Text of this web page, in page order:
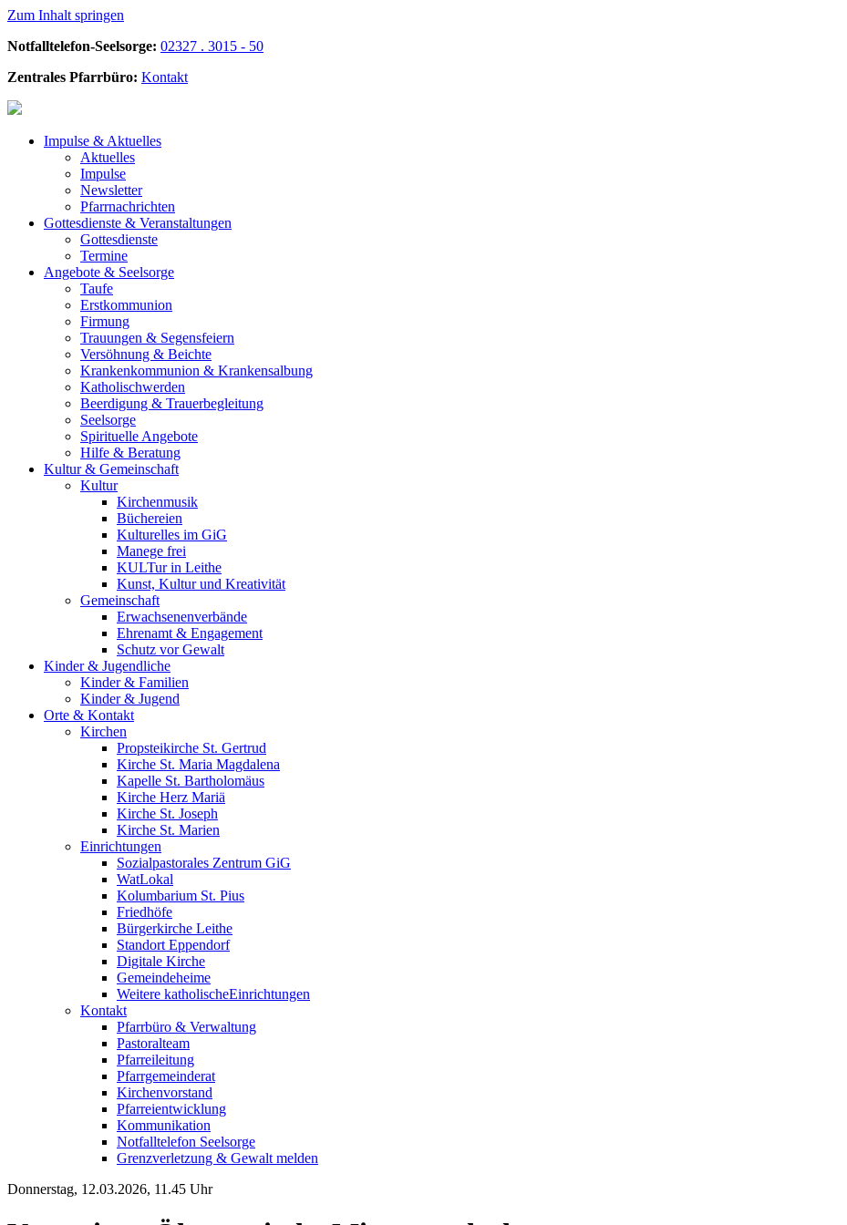
Zum Inhalt springen
Notfalltelefon-Seelsorge: 02327 . 3015 - 50
Zentrales Pfarrbüro: Kontakt
Impulse & Aktuelles
Aktuelles
Impulse
Newsletter
Pfarrnachrichten
Gottesdienste & Veranstaltungen
Gottesdienste
Termine
Angebote & Seelsorge
Taufe
Erstkommunion
Firmung
Trauungen & Segensfeiern
Versöhnung & Beichte
Krankenkommunion & Krankensalbung
Katholischwerden
Beerdigung & Trauerbegleitung
Seelsorge
Spirituelle Angebote
Hilfe & Beratung
Kultur & Gemeinschaft
Kultur
Kirchenmusik
Büchereien
Kulturelles im GiG
Manege frei
KULTur in Leithe
Kunst, Kultur und Kreativität
Gemeinschaft
Erwachsenenverbände
Ehrenamt & Engagement
Schutz vor Gewalt
Kinder & Jugendliche
Kinder & Familien
Kinder & Jugend
Orte & Kontakt
Kirchen
Propsteikirche St. Gertrud
Kirche St. Maria Magdalena
Kapelle St. Bartholomäus
Kirche Herz Mariä
Kirche St. Joseph
Kirche St. Marien
Einrichtungen
Sozialpastorales Zentrum GiG
WatLokal
Kolumbarium St. Pius
Friedhöfe
Bürgerkirche Leithe
Standort Eppendorf
Digitale Kirche
Gemeindeheime
Weitere katholische­­Einrichtungen
Kontakt
Pfarrbüro & Verwaltung
Pastoralteam
Pfarreileitung
Pfarrgemeinderat
Kirchenvorstand
Pfarreientwicklung
Kommunikation
Notfalltelefon Seelsorge
Grenzverletzung & Gewalt melden
Donnerstag, 12.03.2026, 11.45 Uhr